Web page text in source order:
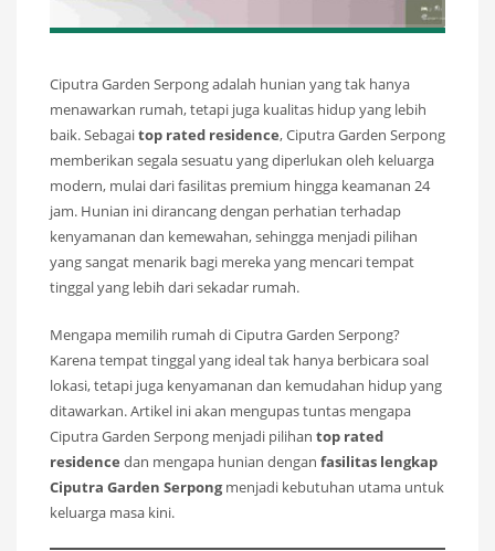
Ciputra Garden Serpong adalah hunian yang tak hanya
menawarkan rumah, tetapi juga kualitas hidup yang lebih
baik. Sebagaitop rated residence, Ciputra Garden Serpong
memberikan segala sesuatu yang diperlukan oleh keluarga
modern, mulai dari fasilitas premium hingga keamanan 24
jam. Hunian ini dirancang dengan perhatian terhadap
kenyamanan dan kemewahan, sehingga menjadi pilihan
yang sangat menarik bagi mereka yang mencari tempat
tinggal yang lebih dari sekadar rumah.
Mengapa memilih rumah di Ciputra Garden Serpong?
Karena tempat tinggal yang ideal tak hanya berbicara soal
lokasi, tetapi juga kenyamanan dan kemudahan hidup yang
ditawarkan. Artikel ini akan mengupas tuntas mengapa
Ciputra Garden Serpong menjadi pilihan top rated
residence dan mengapa hunian dengan fasilitas lengkap
Ciputra Garden Serpongmenjadi kebutuhan utama untuk
keluarga masa kini.